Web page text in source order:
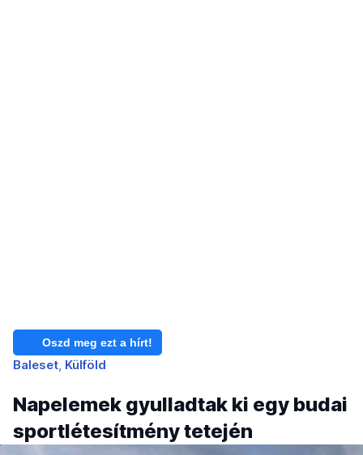
Oszd meg ezt a hírt!
Baleset Külföld
Napelemek gyulladtak ki egy budai
sportlétesítmény tetején